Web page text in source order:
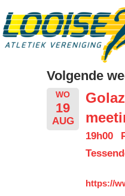
to
content
Volgende
WO
19
AUG
19h00
https://